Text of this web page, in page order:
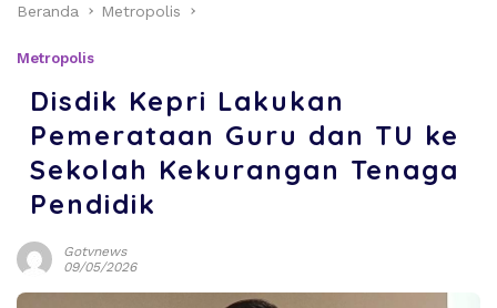
Beranda Metropolis
Metropolis
Disdik Kepri Lakukan
Pemerataan Guru dan TU ke
Sekolah Kekurangan Tenaga
Pendidik
Gotvnews
09/05/2026